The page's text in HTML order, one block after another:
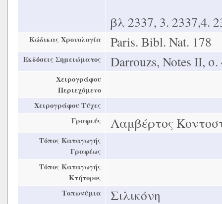
βλ 2337, 3. 2337,4.
Κώδικας Χρονολογία Paris. Bibl. Nat. 178
Εκδόσεις Σημειώματος Darrouzs, Notes ΙΙ, σ.
Χειρογράφου
Περιεχόμενο
Χειρογράφου Τύχες
Γραφεύς
Λαμβέρτος
Τόπος Καταγωγής
Γραφέως
Τόπος Καταγωγής
Κτήτορος
Τοπωνύμια
Σιλικόνη